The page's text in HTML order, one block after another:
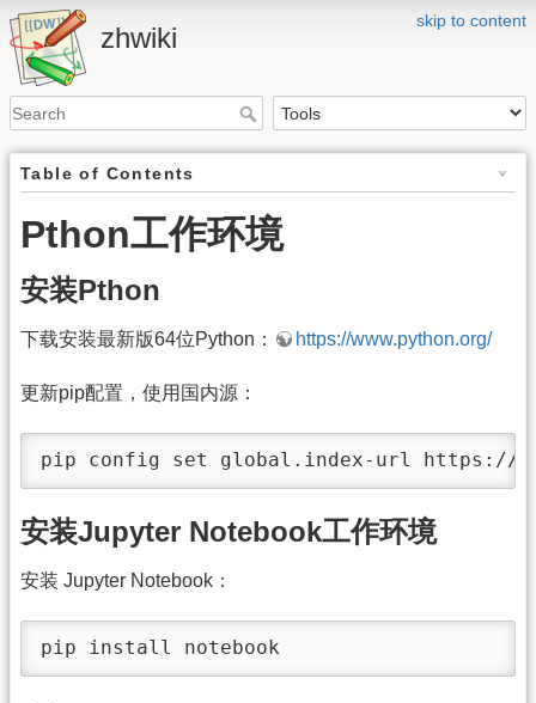
skip to content
zhwiki
Table of Contents
Pthon工作环境
安装Pthon
下载安装最新版64位Python： https://www.python.org/
更新pip配置，使用国内源：
pip config set global.index-url https://
安装Jupyter Notebook工作环境
安装 Jupyter Notebook：
pip install notebook